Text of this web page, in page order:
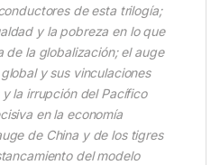
de esta trilogía;
y la pobreza en lo que
de la globalización; el auge
y sus vinculaciones
la irrupción del Pacífico
en la economía
de China y de los tigres
del modelo